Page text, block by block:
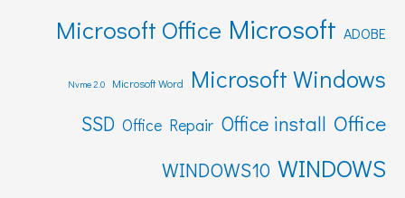
ADOBE
Microsoft
Microsoft Office
Microsoft Windows
Microsoft Word
Nvme 2.0
Office
Office install
Office Repair
SSD
WINDOWS
WINDOWS10